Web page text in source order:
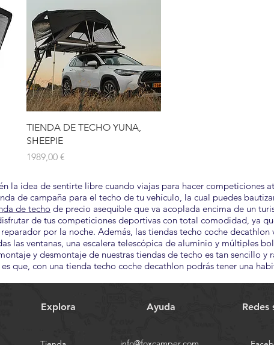
Vista rápida
TIENDA DE TECHO YUNA,
SHEEPIE
Precio
1989,00 €
la idea de sentirte libre cuando viajas para hacer competiciones
de campaña para el techo de tu vehículo, la cual puedes
de techo de precio asequible que va acoplada encima de un
de tus competiciones deportivas con total comodidad, ya
por la noche. Además, las tiendas techo coche
las ventanas, una escalera telescópica de aluminio y múltiples
y desmontaje de nuestras tiendas de techo es tan sencillo
que, con una tienda techo coche decathlon podrás tener una
Explora Ayuda Redes